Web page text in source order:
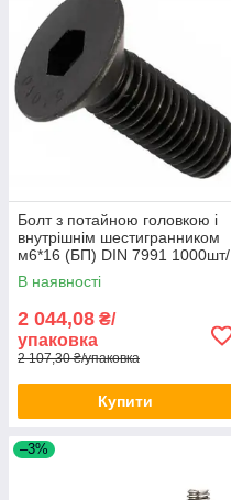
Болт з потайною головкою і
внутрішнім шестигранником
м6*16 (БП) DIN 7991 1000шт/
уп
В наявності
2 044,08 ₴/
упаковка
2 107,30 ₴/упаковка
Купити
–3%